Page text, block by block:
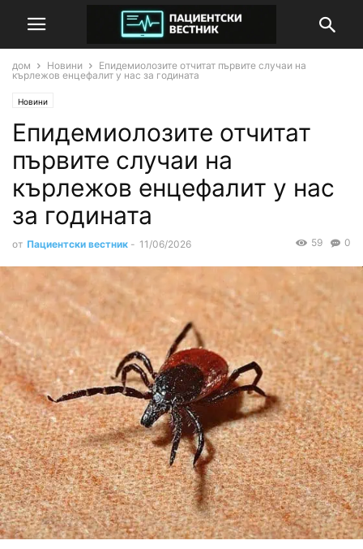
дом Новини
Епидемиолозите отчитат първите случаи на
кърлежов енцефалит у нас за годината
Новини
Епидемиолозите отчитат
първите случаи на
кърлежов енцефалит у нас
за годината
от Пациентски вестник - 11/06/2026 0
59